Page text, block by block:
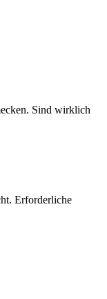
Sind wirklich
Erforderliche